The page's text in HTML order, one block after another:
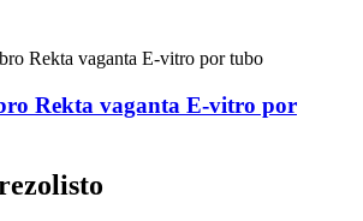
Rekta vaganta E-vitro por